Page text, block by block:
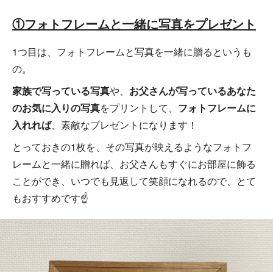
①フォトフレームと一緒に写真をプレゼント
1つ目は、フォトフレームと写真を一緒に贈るというも
の。
家族で写っている写真や、 お父さんが写っているあなた
のお気に入りの写真をプリントして、 フォトフレームに
入れれば、素敵なプレゼントになります！
とっておきの1枚を、その写真が映えるようなフォトフ
レームと一緒に贈れば、お父さんもすぐにお部屋に飾る
ことができ、いつでも見返して笑顔になれるので、とて
もおすすめです☝